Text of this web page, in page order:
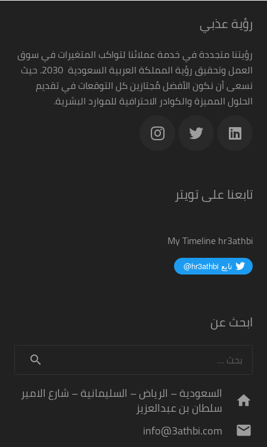
رؤية عذبي
رؤيتنا متجددة في خدمة عملائنا لتواكب المتغيرات في سوق
العمل وتحقيق رؤية المملكة العربية السعودية 2030. حيث
نسعى أن نكون الأفضل مُجتازين كل التوقعات في تقديم
الحلول المميزة والكوادر الاحترافية للموارد البشرية.
تابعنا على تويتر
My Timeline hr3athbi
ابحث عن
عن:
home السعودية – الرياض – السليمانية – شارع الامير
سلطان بن عبدالعزيز
mail
info@3athbi.com